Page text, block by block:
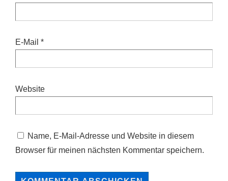
E-Mail *
Website
Name, E-Mail-Adresse und Website in diesem
Browser für meinen nächsten Kommentar speichern.